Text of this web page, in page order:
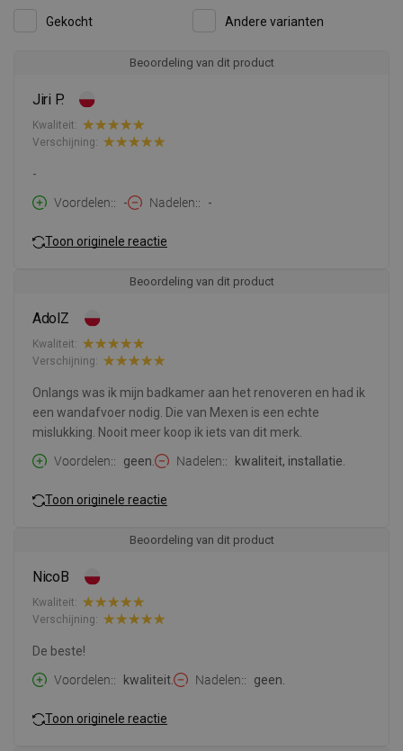
Gekocht Andere varianten
Beoordeling van dit product
Jiri P.
Kwaliteit:
Verschijning:
-
Voordelen:
- Nadelen: -
Toon originele reactie
Beoordeling van dit product
AdolZ
Kwaliteit:
Verschijning:
Onlangs was ik mijn badkamer aan het renoveren en had ik
een wandafvoer nodig. Die van Mexen is een echte
mislukking. Nooit meer koop ik iets van dit merk.
Voordelen:
geen. Nadelen: kwaliteit, installatie.
Toon originele reactie
Beoordeling van dit product
NicoB
Kwaliteit:
Verschijning:
De beste!
Voordelen:
kwaliteit. Nadelen: geen.
Toon originele reactie